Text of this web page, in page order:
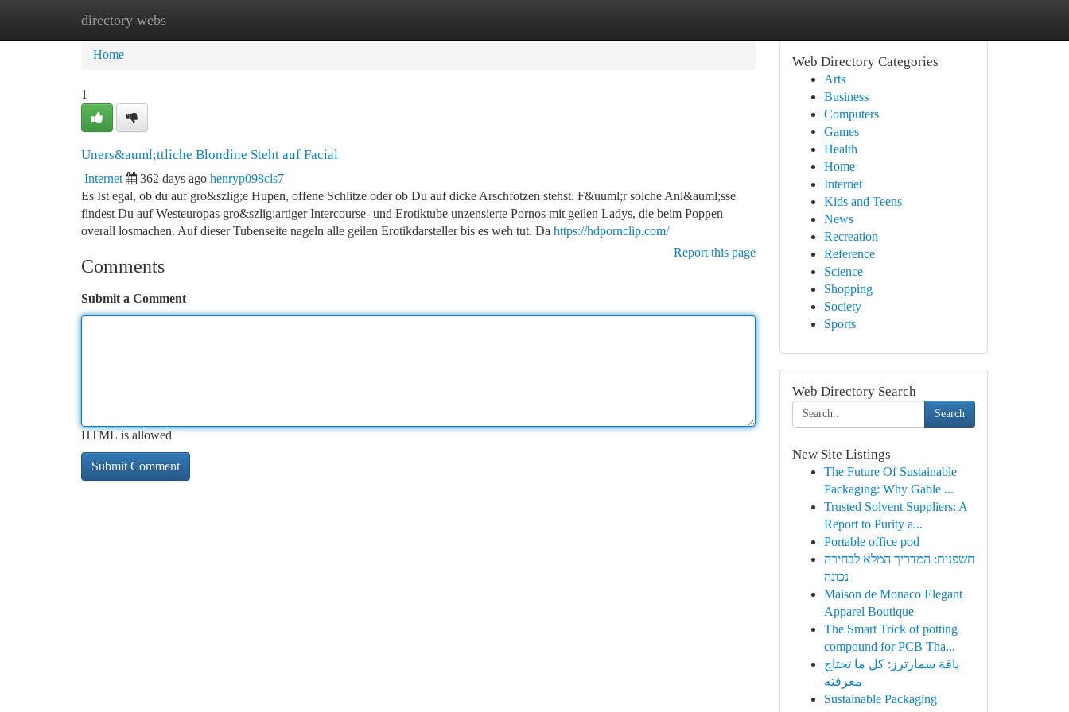
directory webs
Home New Site Listings
Home
1
Uners&auml;ttliche Blondine Steht auf Facial
Internet 362 days ago henryp098cls7
Es Ist egal, ob du auf gro&szlig;e Hupen, offene Schlitze oder ob Du auf dicke Arschfotzen stehst. F&uuml;r solche Anl&auml;sse
findest Du auf Westeuropas gro&szlig;artiger Intercourse- und Erotiktube unzensierte Pornos mit geilen Ladys, die beim Poppen
overall losmachen. Auf dieser Tubenseite nageln alle geilen Erotikdarsteller bis es weh tut. Da https://hdpornclip.com/
Report this page
Comments
Submit a Comment
HTML is allowed
Web Directory Categories
Arts
Business
Computers
Games
Health
Home
Internet
Kids and Teens
News
Recreation
Reference
Science
Shopping
Society
Sports
Web Directory Search
Search
New Site Listings
The Future Of Sustainable
Packaging: Why Gable ...
Trusted Solvent Suppliers: A
Report to Purity a...
Portable office pod
חשפנית: המדריך המלא לבחירה
נכונה
Maison de Monaco Elegant
Apparel Boutique
The Smart Trick of potting
compound for PCB Tha...
باقة سمارترز: كل ما تحتاج
معرفته
Sustainable Packaging